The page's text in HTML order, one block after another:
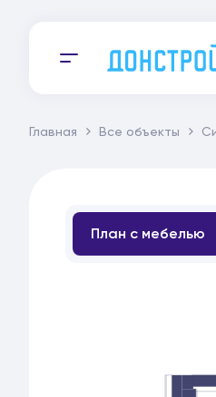
Главная Все объекты
План с мебелью